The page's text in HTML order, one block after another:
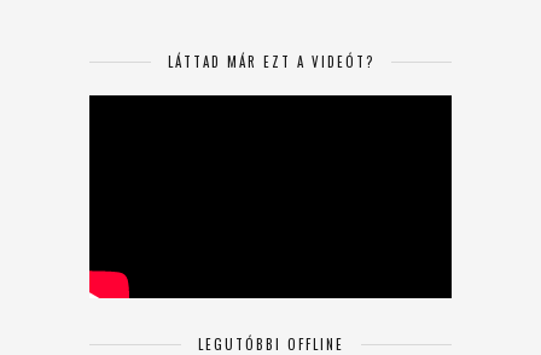
LÁTTAD MÁR EZT A VIDEÓT?
LEGUTÓBBI OFFLINE